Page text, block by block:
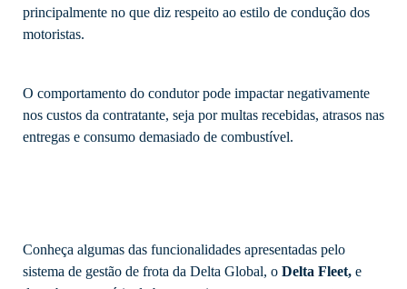
principalmente no que diz respeito ao estilo de condução dos
motoristas.
O comportamento do condutor pode impactar negativamente
nos custos da contratante, seja por multas recebidas, atrasos nas
entregas e consumo demasiado de combustível.
Conheça algumas das funcionalidades apresentadas pelo
sistema de gestão de frota da Delta Global, o Delta Fleet, e